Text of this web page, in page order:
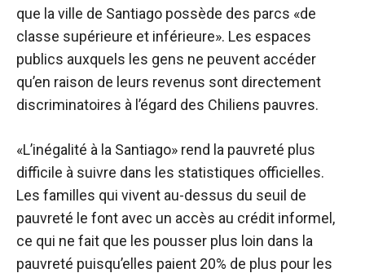
que la ville de Santiago possède des parcs «de
classe supérieure et inférieure». Les espaces
publics auxquels les gens ne peuvent accéder
qu’en raison de leurs revenus sont directement
discriminatoires à l’égard des Chiliens pauvres.
«L’inégalité à la Santiago» rend la pauvreté plus
difficile à suivre dans les statistiques officielles.
Les familles qui vivent au-dessus du seuil de
pauvreté le font avec un accès au crédit informel,
ce qui ne fait que les pousser plus loin dans la
pauvreté puisqu’elles paient 20% de plus pour les